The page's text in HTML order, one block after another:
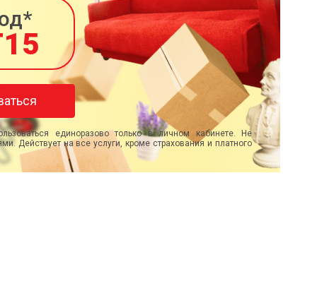
единоразово только в личном кабинете. Не
Действует на все услуги, кроме страхования и платного